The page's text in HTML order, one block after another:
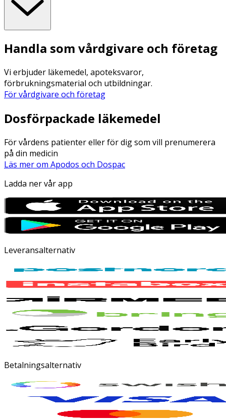
Handla som vårdgivare och företag
Vi erbjuder läkemedel, apoteksvaror,
förbrukningsmaterial och utbildningar.
För vårdgivare och företag
Dosförpackade läkemedel
För vårdens patienter eller för dig som vill prenumerera
på din medicin
Läs mer om Apodos och Dospac
Ladda ner vår app
Leveransalternativ
Betalningsalternativ